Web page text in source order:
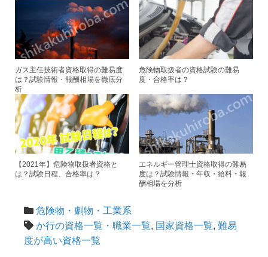
ガス主任技術者資格取得の難易度
は？試験情報・報酬相場を徹底分
析
危険物取扱者の資格試験の難易
度・合格率は？
【2021年】危険物取扱者資格と
は？試験日程、合格率は？
エネルギー管理士資格取得の難易
度は？試験情報・年収・給料・報
酬相場を分析
危険物・劇物・工業系
か行の資格一覧・職業一覧, 国家資格一覧, 難易
度が高い資格一覧